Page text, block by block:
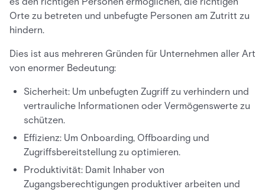
Orte zu betreten und unbefugte Personen am Zutritt zu
hindern.
Dies ist aus mehreren Gründen für Unternehmen aller Art
von enormer Bedeutung:
Sicherheit: Um unbefugten Zugriff zu verhindern und
vertrauliche Informationen oder Vermögenswerte zu
schützen.
Effizienz: Um Onboarding, Offboarding und
Zugriffsbereitstellung zu optimieren.
Produktivität: Damit Inhaber von
Zugangsberechtigungen produktiver arbeiten und